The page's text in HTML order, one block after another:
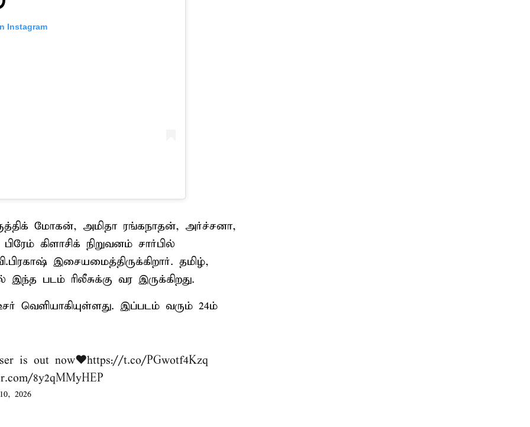
Instagram
மோகன், அமிதா ரங்கநாதன், அர்ச்சனா,
கிளாசிக் நிறுவனம் சார்பில்
இசையமைத்திருக்கிறார். தமிழ்,
படம் ரிலீசுக்கு வர இருக்கிறது.
வெளியாகியுள்ளது. இப்படம் வரும் 24ம்
is out now❤️https://t.co/PGwotf4Kzq
8y2qMMyHEP
2026